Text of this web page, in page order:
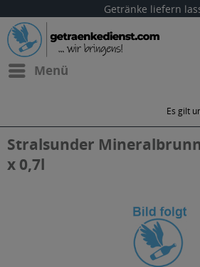
Getränke liefern
Menü
Es gilt
Stralsunder
x 0,7l